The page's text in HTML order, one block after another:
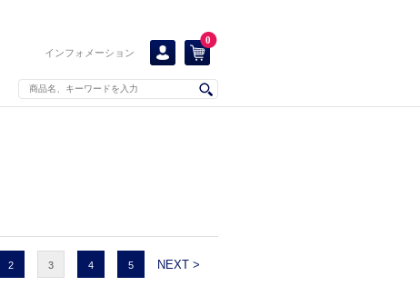
インフォメーション
0
2 3 4 5 NEXT >